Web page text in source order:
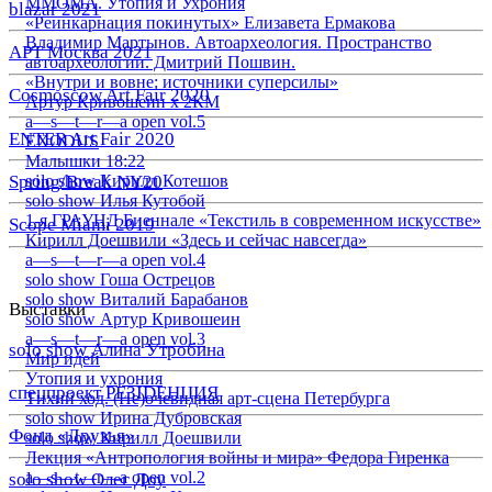
blazar 2021
АРТ Москва 2021
Cosmoscow Art Fair 2020
ENTER Art Fair 2020
Spring/Break NY20
Scope Miami 2019
Выставки
solo show Алина Утробина
спецпроект РЕЗIDЕНЦИЯ
Фонд «Друзья»
solo show Олег Доу
«Реинкарнация покинутых» Елизавета Ермакова
Владимир Мартынов. Автоархеология. Пространство
автоархеологии. Дмитрий Пошвин.
«Внутри и вовне: источники суперсилы»
Артур Кривошеин х 2КМ
a—s—t—r—a open vol.5
EXODUS
Малышки 18:22
solo show Кирилл Котешов
solo show Илья Кутобой
1-я ГРАУНД Биеннале «Текстиль в современном искусстве»
Кирилл Доешвили «Здесь и сейчас навсегда»
a—s—t—r—a open vol.4
solo show Гоша Острецов
solo show Виталий Барабанов
solo show Артур Кривошеин
a—s—t—r—a open vol.3
Мир идей
Утопия и ухрония
Тихий ход. (Не)очевидная арт-сцена Петербурга
solo show Ирина Дубровская
solo show Кирилл Доешвили
Лекция «Антропология войны и мира» Федора Гиренка
a—s—t—r—a open vol.2